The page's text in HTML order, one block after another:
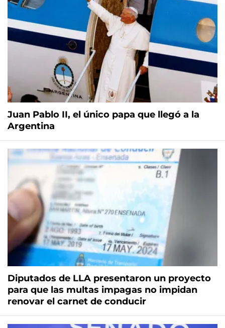
Juan Pablo II, el único papa que llegó a la
Argentina
Diputados de LLA presentaron un proyecto
para que las multas impagas no impidan
renovar el carnet de conducir